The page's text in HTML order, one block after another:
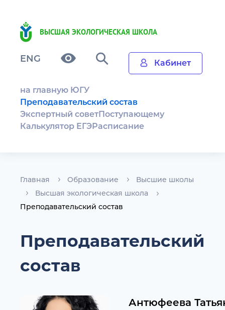
ВЫСШАЯ ЭКОЛОГИЧЕСКАЯ ШКОЛА
ENG Кабинет
на главную ЮГУ
Преподавательский состав
Экспертный советПоступающему
Калькулятор ЕГЭРасписание
Главная Образование
Высшие школы
Высшая экологическая школа
Преподавательский состав
Преподавательский
состав
Антюфеева